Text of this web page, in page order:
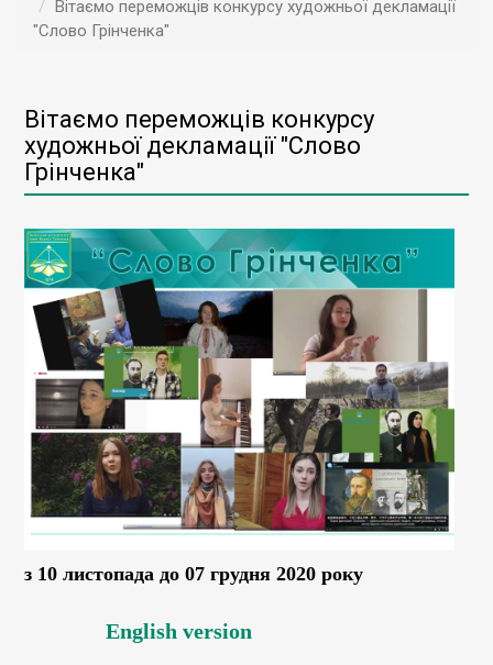
Вітаємо переможців конкурсу художньої декламації
"Слово Грінченка"
Вітаємо переможців конкурсу
художньої декламації "Слово
Грінченка"
з 10 листопада до 07 грудня 2020 року
English version